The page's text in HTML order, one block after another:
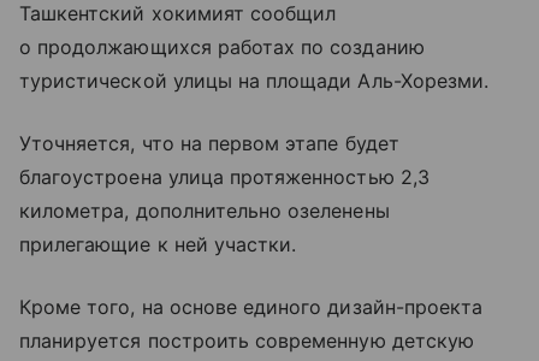
Ташкентский хокимият сообщил
о продолжающихся работах по созданию
туристической улицы на площади Аль-Хорезми.
Уточняется, что на первом этапе будет
благоустроена улица протяженностью 2,3
километра, дополнительно озеленены
прилегающие к ней участки.
Кроме того, на основе единого дизайн-проекта
планируется построить современную детскую